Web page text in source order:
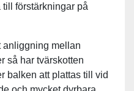
förstärkningar på
anliggning mellan
så har tvärskotten
balken att plattas till vid